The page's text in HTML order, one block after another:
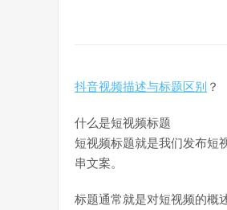
抖音视频描述与标题区别 ？
什么是短视频标题
短视频标题就是我们发布短
串文案。
标题通常就是对短视频的概